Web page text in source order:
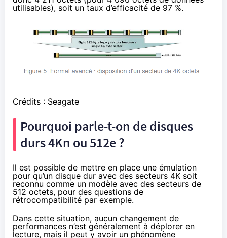
utilisables), soit un taux d’efficacité de 97 %.
Crédits : Seagate
Pourquoi parle-t-on de disques
durs 4Kn ou 512e ?
Il est possible de mettre en place une émulation
pour qu’un disque dur avec des secteurs 4K soit
reconnu comme un modèle avec des secteurs de
512 octets, pour des questions de
rétrocompatibilité par exemple.
Dans cette situation, aucun changement de
performances n’est généralement à déplorer en
lecture, mais il peut y avoir un phénomène